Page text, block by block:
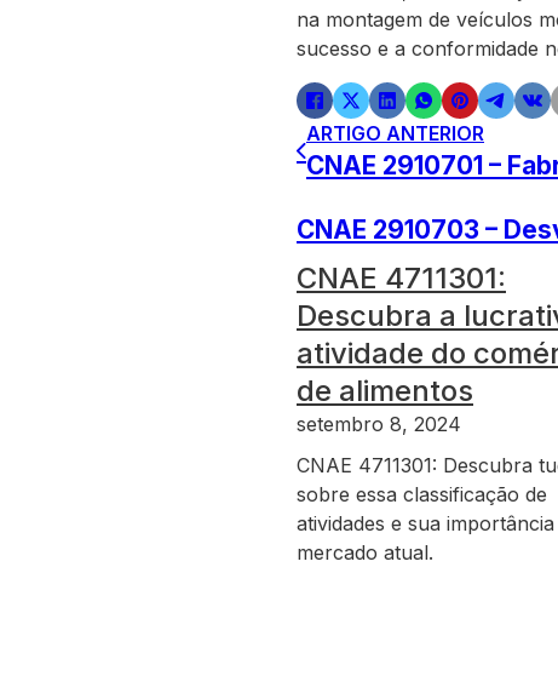
na montagem de veículos
sucesso e a conformidade
ARTIGO ANTERIOR
CNAE 2910701 –
CNAE 2910703 –
CNAE 4711301:
Descubra a
atividade do
de alimentos
setembro 8, 2024
CNAE 4711301: Descubra
sobre essa classificação de
atividades e sua
mercado atual.